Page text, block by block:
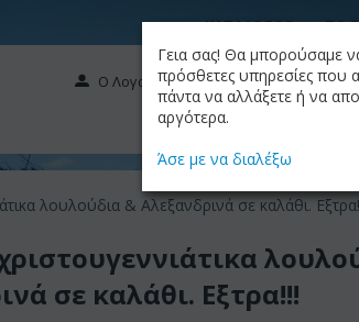
ΚΑΤΑΛΟΓΟΣ ΤΟ
Ο Λογαριασμός μου
λουλούδια & Αλεξανδρινά σε καλάθι.
σε καλάθι. Εξτρα!!!
Γεια σας! Θα μπορούσαμε
πρόσθετες υπηρεσίες που
πάντα να αλλάξετε ή να
αργότερα.
Άσε με να διαλέξω